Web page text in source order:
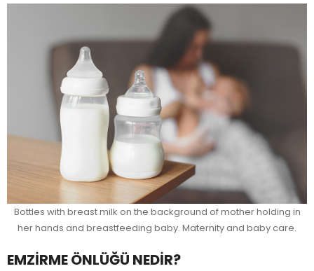
Bottles with breast milk on the background of mother holding in
her hands and breastfeeding baby. Maternity and baby care.
EMZİRME ÖNLÜĞÜ NEDİR?